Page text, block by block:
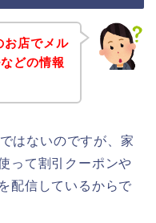
お店でメル
どの情報
はないのですが、家
って割引クーポンや
配信しているからで